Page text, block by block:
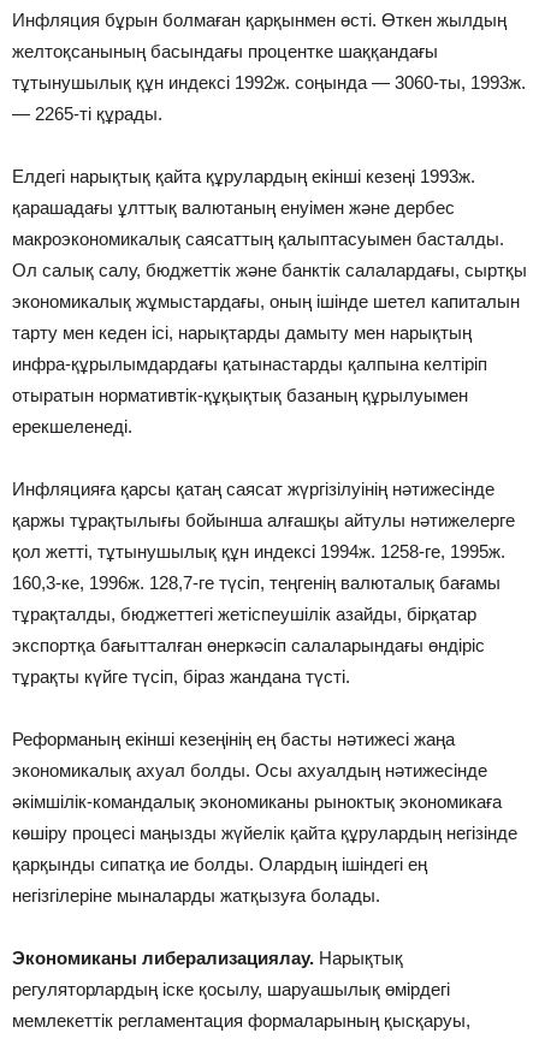
Инфляция бұрын болмаған қарқынмен өсті. Өткен жылдың
желтоқсанының басындағы процентке шаққандағы
тұтынушылық құн индексі 1992ж. соңында — 3060-ты, 1993ж.
— 2265-ті құрады.
Елдегі нарықтық қайта құрулардың екінші кезеңі 1993ж.
қарашадағы ұлттық валютаның енуімен және дербес
макроэкономикалық саясаттың қалыптасуымен басталды.
Ол салық салу, бюджеттік және банктік салалардағы, сыртқы
экономикалық жұмыстардағы, оның ішінде шетел капиталын
тарту мен кеден ісі, нарықтарды дамыту мен нарықтың
инфра-құрылымдардағы қатынастарды қалпына келтіріп
отыратын нормативтік-құқықтық базаның құрылуымен
ерекшеленеді.
Инфляцияға қарсы қатаң саясат жүргізілуінің нәтижесінде
қаржы тұрақтылығы бойынша алғашқы айтулы нәтижелерге
қол жетті, тұтынушылық құн индексі 1994ж. 1258-ге, 1995ж.
160,3-ке, 1996ж. 128,7-ге түсіп, теңгенің валюталық бағамы
тұрақталды, бюджеттегі жетіспеушілік азайды, бірқатар
экспортқа бағытталған өнеркәсіп салаларындағы өндіріс
тұрақты күйге түсіп, біраз жандана түсті.
Реформаның екінші кезеңінің ең басты нәтижесі жаңа
экономикалық ахуал болды. Осы ахуалдың нәтижесінде
әкімшілік-командалық экономиканы рыноктық экономикаға
көшіру процесі маңызды жүйелік қайта құрулардың негізінде
қарқынды сипатқа ие болды. Олардың ішіндегі ең
негізгілеріне мыналарды жатқызуға болады.
Экономиканы либерализациялау. Нарықтық
регуляторлардың іске қосылу, шаруашылық өмірдегі
мемлекеттік регламентация формаларының қысқаруы,